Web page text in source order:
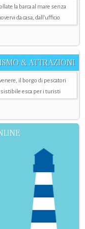
la barca al mare senza
da casa, dall’ufficio
& ATTRAZIONI
il borgo di pescatori
esca per i turisti